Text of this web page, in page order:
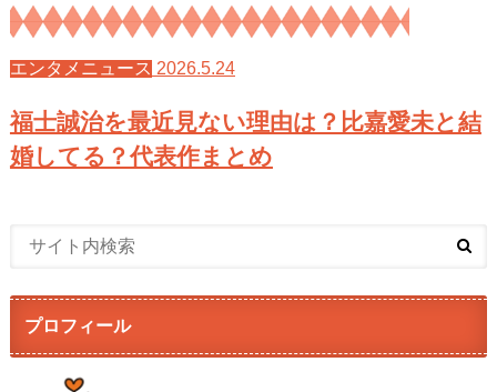
エンタメニュース 2026.5.24
福士誠治を最近見ない理由は？比嘉愛未と結
婚してる？代表作まとめ
プロフィール